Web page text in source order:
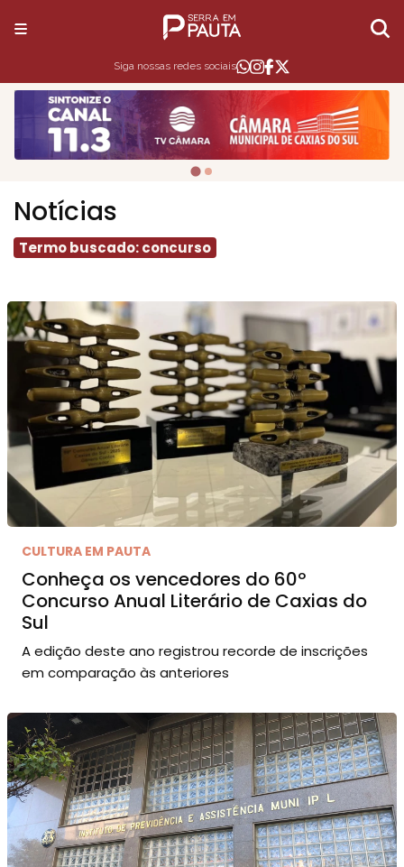
Siga nossas redes sociais
Notícias
Termo buscado: concurso
CULTURA EM PAUTA
Conheça os vencedores do 60º
Concurso Anual Literário de Caxias do
Sul
A edição deste ano registrou recorde de inscrições
em comparação às anteriores